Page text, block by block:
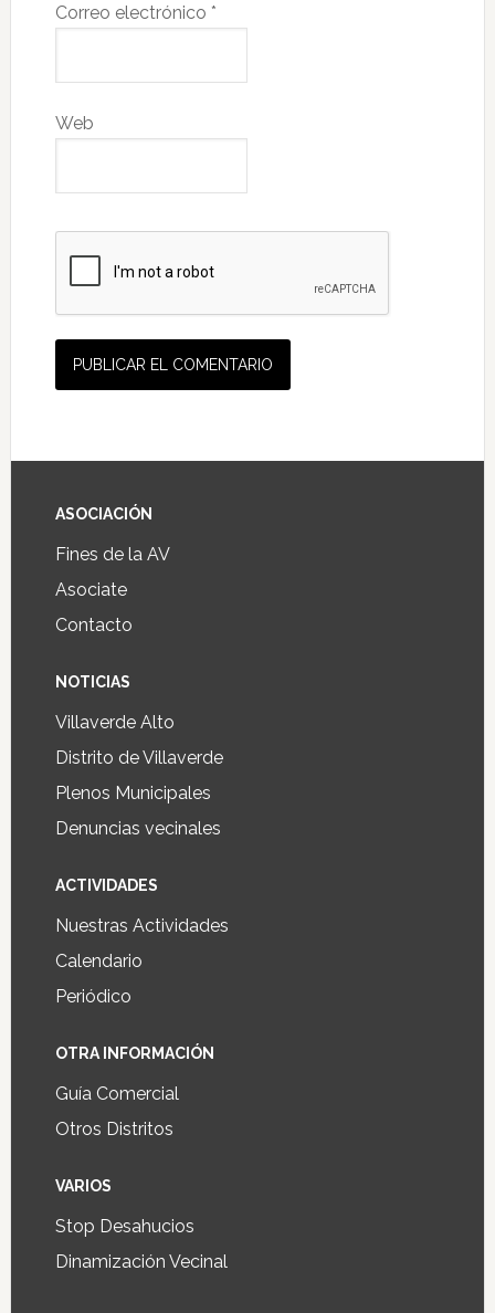
Correo electrónico *
Web
ASOCIACIÓN
Fines de la AV
Asociate
Contacto
NOTICIAS
Villaverde Alto
Distrito de Villaverde
Plenos Municipales
Denuncias vecinales
ACTIVIDADES
Nuestras Actividades
Calendario
Periódico
OTRA INFORMACIÓN
Guía Comercial
Otros Distritos
VARIOS
Stop Desahucios
Dinamización Vecinal